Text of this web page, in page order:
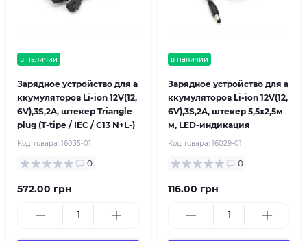
в наличии
Зарядное устройство для а
ккумуляторов Li-ion 12V(12,
6V),3S,2A, штекер Triangle
plug (T-tipe / IEC / C13 N+L-)
Код товара: 16035-01
0
572.00 грн
в наличии
Зарядное устройство для а
ккумуляторов Li-ion 12V(12,
6V),3S,2A, штекер 5,5х2,5м
м, LED-индикация
Код товара: 16029-01
0
116.00 грн